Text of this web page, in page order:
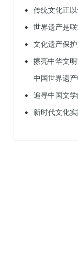
传统文化正
世界遗产是
文化遗产保
擦亮中华文
中国世界遗
追寻中国文
新时代文化